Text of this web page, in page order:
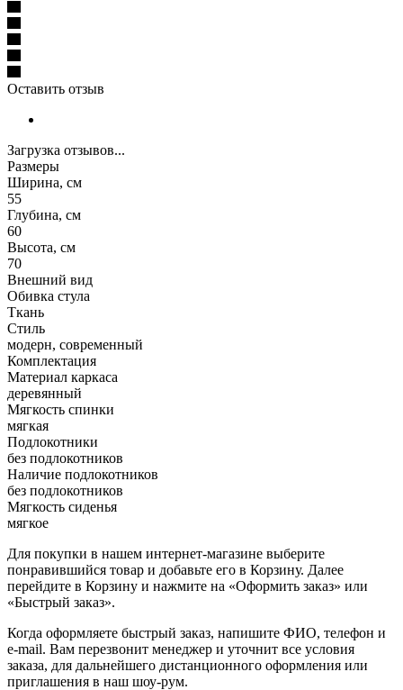
Оставить отзыв
Загрузка отзывов...
Размеры
Ширина, см
55
Глубина, см
60
Высота, см
70
Внешний вид
Обивка стула
Ткань
Стиль
модерн, современный
Комплектация
Материал каркаса
деревянный
Мягкость спинки
мягкая
Подлокотники
без подлокотников
Наличие подлокотников
без подлокотников
Мягкость сиденья
мягкое
Для покупки в нашем интернет-магазине выберите
понравившийся товар и добавьте его в Корзину. Далее
перейдите в Корзину и нажмите на «Оформить заказ» или
«Быстрый заказ».
Когда оформляете быстрый заказ, напишите ФИО, телефон и
e-mail. Вам перезвонит менеджер и уточнит все условия
заказа, для дальнейшего дистанционного оформления или
приглашения в наш шоу-рум.